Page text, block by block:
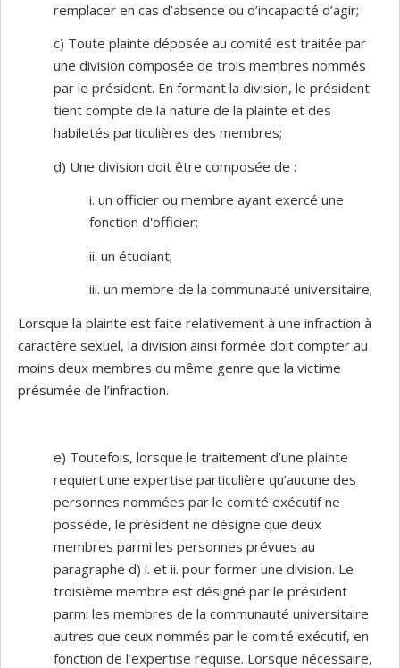
remplacer en cas d’absence ou d’incapacité d’agir;
c) Toute plainte déposée au comité est traitée par
une division composée de trois membres nommés
par le président. En formant la division, le président
tient compte de la nature de la plainte et des
habiletés particulières des membres;
d) Une division doit être composée de :
i. un officier ou membre ayant exercé une
fonction d'officier;
ii. un étudiant;
iii. un membre de la communauté universitaire;
Lorsque la plainte est faite relativement à une infraction à
caractère sexuel, la division ainsi formée doit compter au
moins deux membres du même genre que la victime
présumée de l’infraction.
e) Toutefois, lorsque le traitement d’une plainte
requiert une expertise particulière qu’aucune des
personnes nommées par le comité exécutif ne
possède, le président ne désigne que deux
membres parmi les personnes prévues au
paragraphe d) i. et ii. pour former une division. Le
troisième membre est désigné par le président
parmi les membres de la communauté universitaire
autres que ceux nommés par le comité exécutif, en
fonction de l’expertise requise. Lorsque nécessaire,